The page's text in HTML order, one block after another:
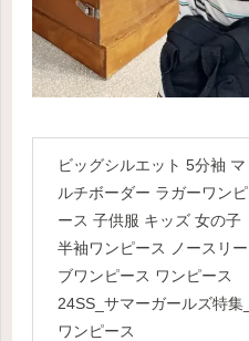
ビッグシルエット 5分袖 マ
ルチボーダー ラガーワンピ
ース 子供服 キッズ 女の子
半袖ワンピース ノースリー
ブワンピース ワンピース
24SS_サマーガールズ特集_
ワンピース